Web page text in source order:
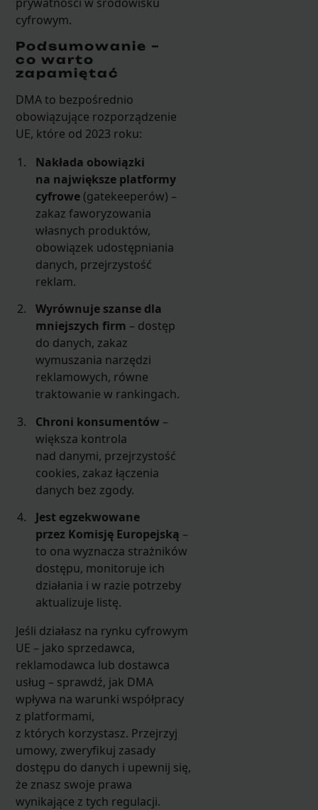
cyfrowym.
Podsumowanie –
co warto
zapamiętać
DMA to bezpośrednio
obowiązujące rozporządzenie
UE, które od 2023 roku:
Nakłada obowiązki
na największe platformy
cyfrowe (gatekeeperów) –
zakaz faworyzowania
własnych produktów,
obowiązek udostępniania
danych, przejrzystość
reklam.
Wyrównuje szanse dla
mniejszych firm – dostęp
do danych, zakaz
wymuszania narzędzi
reklamowych, równe
traktowanie w rankingach.
Chroni konsumentów –
większa kontrola
nad danymi, przejrzystość
cookies, zakaz łączenia
danych bez zgody.
Jest egzekwowane
przez Komisję Europejską –
to ona wyznacza strażników
dostępu, monitoruje ich
działania i w razie potrzeby
aktualizuje listę.
Jeśli działasz na rynku cyfrowym
UE – jako sprzedawca,
reklamodawca lub dostawca
usług – sprawdź, jak DMA
wpływa na warunki współpracy
z platformami,
z których korzystasz. Przejrzyj
umowy, zweryfikuj zasady
dostępu do danych i upewnij się,
że znasz swoje prawa
wynikające z tych regulacji.